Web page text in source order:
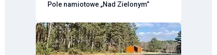
Pole namiotowe „Nad Zielonym”